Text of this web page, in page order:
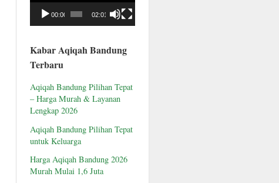
00:00 02:01
Kabar Aqiqah Bandung
Terbaru
Aqiqah Bandung Pilihan Tepat
– Harga Murah & Layanan
Lengkap 2026
Aqiqah Bandung Pilihan Tepat
untuk Keluarga
Harga Aqiqah Bandung 2026
Murah Mulai 1,6 Juta